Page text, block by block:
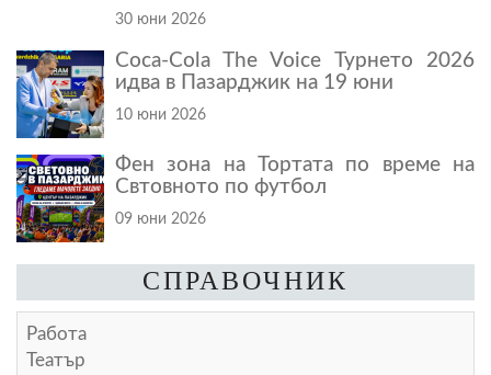
30 юни 2026
Coca-Cola The Voice Турнето 2026
идва в Пазарджик на 19 юни
10 юни 2026
Фен зона на Тортата по време на
Свтовното по футбол
09 юни 2026
СПРАВОЧНИК
Работа
Театър